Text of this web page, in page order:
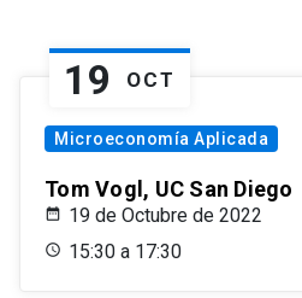
19 OCT
Microeconomía Aplicada
Tom Vogl, UC San Diego
19 de Octubre de 2022
15:30 a 17:30